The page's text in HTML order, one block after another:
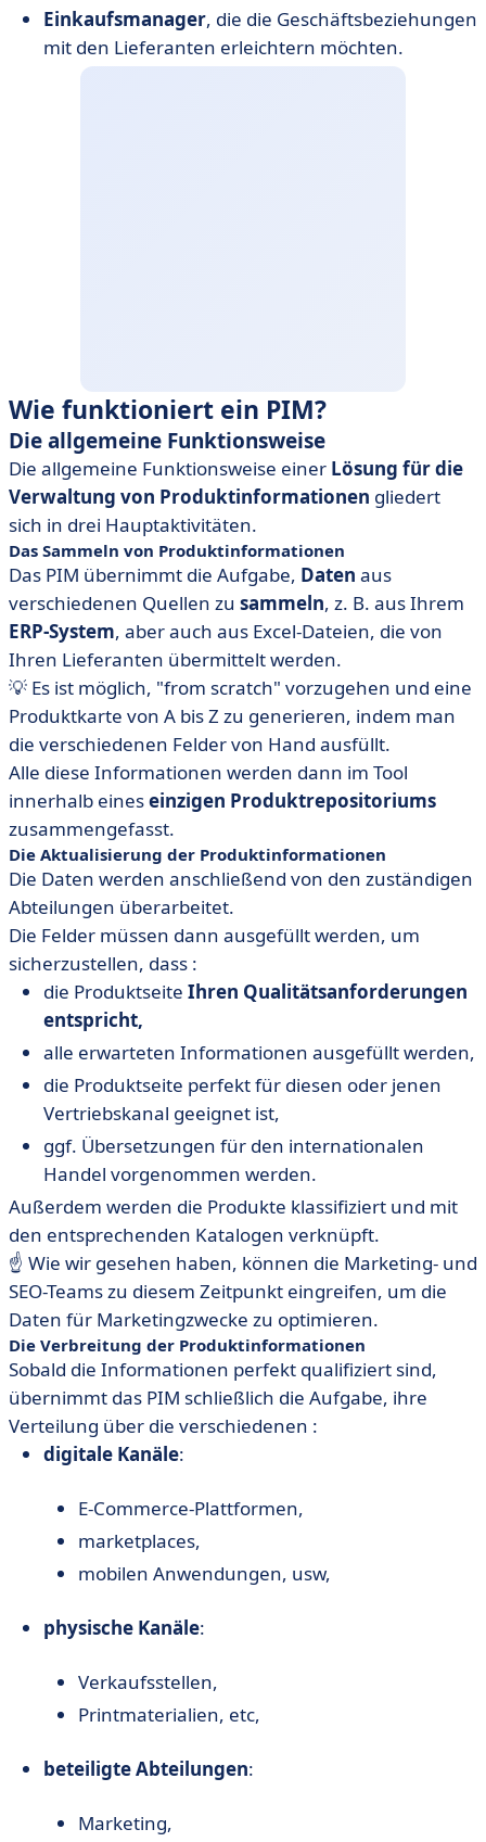
Einkaufsmanager, die die Geschäftsbeziehungen
mit den Lieferanten erleichtern möchten.
Wie funktioniert ein PIM?
Die allgemeine Funktionsweise
Die allgemeine Funktionsweise einer Lösung für die
Verwaltung von Produktinformationen gliedert
sich in drei Hauptaktivitäten.
Das Sammeln von Produktinformationen
Das PIM übernimmt die Aufgabe, Daten aus
verschiedenen Quellen zu sammeln, z. B. aus Ihrem
ERP-System, aber auch aus Excel-Dateien, die von
Ihren Lieferanten übermittelt werden.
💡 Es ist möglich, "from scratch" vorzugehen und eine
Produktkarte von A bis Z zu generieren, indem man
die verschiedenen Felder von Hand ausfüllt.
Alle diese Informationen werden dann im Tool
innerhalb eineseinzigen Produktrepositoriums
zusammengefasst.
Die Aktualisierung der Produktinformationen
Die Daten werden anschließend von den zuständigen
Abteilungen überarbeitet.
Die Felder müssen dann ausgefüllt werden, um
sicherzustellen, dass :
die Produktseite Ihren Qualitätsanforderungen
entspricht,
alle erwarteten Informationen ausgefüllt werden,
die Produktseite perfekt für diesen oder jenen
Vertriebskanal geeignet ist,
ggf. Übersetzungen für den internationalen
Handel vorgenommen werden.
Außerdem werden die Produkte klassifiziert und mit
den entsprechenden Katalogen verknüpft.
☝️ Wie wir gesehen haben, können die Marketing- und
SEO-Teams zu diesem Zeitpunkt eingreifen, um die
Daten für Marketingzwecke zu optimieren.
Die Verbreitung der Produktinformationen
Sobald die Informationen perfekt qualifiziert sind,
übernimmt das PIM schließlich die Aufgabe, ihre
Verteilung über die verschiedenen :
digitale Kanäle:
E-Commerce-Plattformen,
marketplaces,
mobilen Anwendungen, usw,
physische Kanäle:
Verkaufsstellen,
Printmaterialien, etc,
beteiligte Abteilungen:
Marketing,